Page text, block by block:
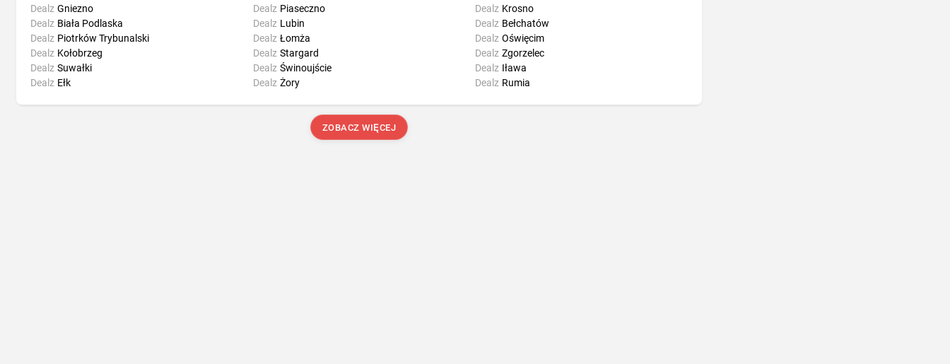
Dealz Gniezno
Dealz Biała Podlaska
Dealz Piaseczno
Dealz Lubin
Dealz Krosno
Dealz Bełchatów
Dealz Piotrków Trybunalski
Dealz Kołobrzeg
Dealz Suwałki
Dealz Ełk
Dealz Łomża
Dealz Stargard
Dealz Świnoujście
Dealz Żory
Dealz Oświęcim
Dealz Zgorzelec
Dealz Iława
Dealz Rumia
ZOBACZ WIĘCEJ